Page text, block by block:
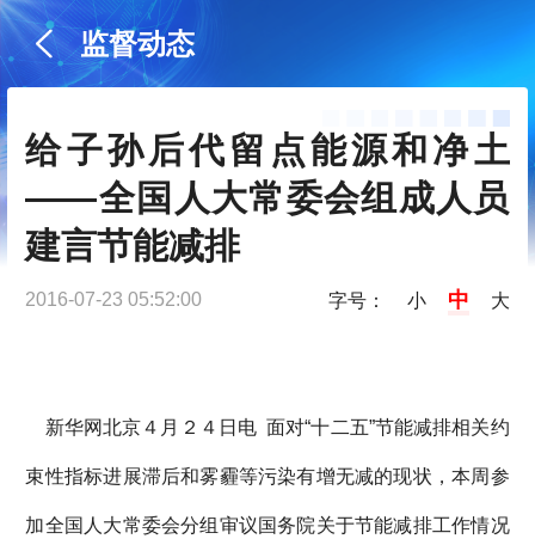
监督动态
给子孙后代留点能源和净土
——全国人大常委会组成人员
建言节能减排
2016-07-23 05:52:00 字号： 小 中 大
新华网北京４月２４日电 面对“十二五”节能减排相关约
束性指标进展滞后和雾霾等污染有增无减的现状，本周参
加全国人大常委会分组审议国务院关于节能减排工作情况